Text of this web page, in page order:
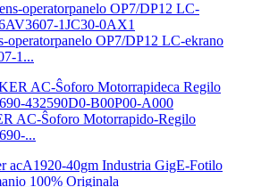
operatorpanelo OP7/DP12 LC-ekrano
1...
AC-Ŝoforo Motorrapido-Regilo
...